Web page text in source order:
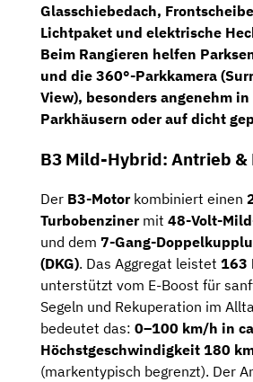
Glasschiebedach,
Lichtpaket und elektrische
Beim Rangieren helfen
und die 360°-Parkkamera
View), besonders angenehm in
Parkhäusern oder auf dicht
B3 Mild-Hybrid: Antrieb &
Der B3-Motorkombiniert einen
Turbobenzinermit 48-Volt-
und dem 7-Gang-
(DKG). Das Aggregat leistet 163
unterstützt vom E-Boost für
Segeln und Rekuperation im
bedeutet das: 0–100 km/h in
Höchstgeschwindigkeit 180
(markentypisch begrenzt). Der